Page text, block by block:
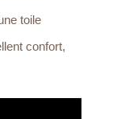
toile
confort,